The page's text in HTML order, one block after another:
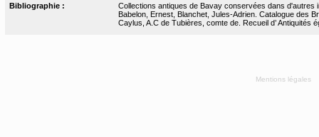
Bibliographie :
Collections antiques de Bavay conservées dans d'autres
Babelon, Ernest, Blanchet, Jules-Adrien. Catalogue des
Caylus, A.C de Tubières, comte de. Recueil d’
Mentions légales